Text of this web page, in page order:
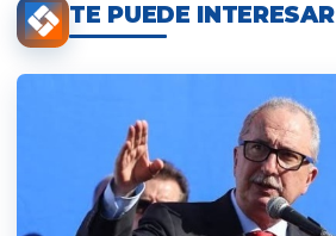
TE PUEDE INTERESAR